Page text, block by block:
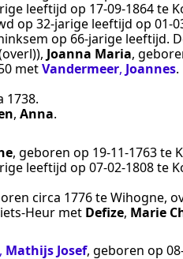
leeftijd op 17‑09‑1864te
op 32-jarige leeftijd op
op 66-jarige leeftijd.
, Joanna Maria,
metVandermeer, Joannes.
1738.
, Anna.
, geboren op 19‑11‑1763te
leeftijd op 07‑02‑1808te
circa 1776teWihogne,
Heur met Defize, Marie
, Mathijs Josef, geboren op